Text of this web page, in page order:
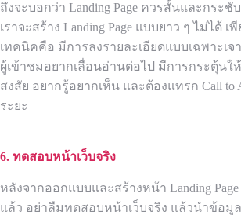
ถึงจะบอกว่า Landing Page ควรสั้นและกระชั
เราจะสร้าง Landing Page แบบยาว ๆ ไม่ได้ เ
เทคนิคคือ มีการลงรายละเอียดแบบเฉพาะเจ
ผู้เข้าชมอยากเลื่อนอ่านต่อไป มีการกระตุ้นใ
สงสัย อยากรู้อยากเห็น และต้องแทรก Call to
ระยะ
6. ทดสอบหน้าเว็บจริง
หลังจากออกแบบและสร้างหน้า Landing Page
แล้ว อย่าลืมทดสอบหน้าเว็บจริง แล้วนำข้อมู